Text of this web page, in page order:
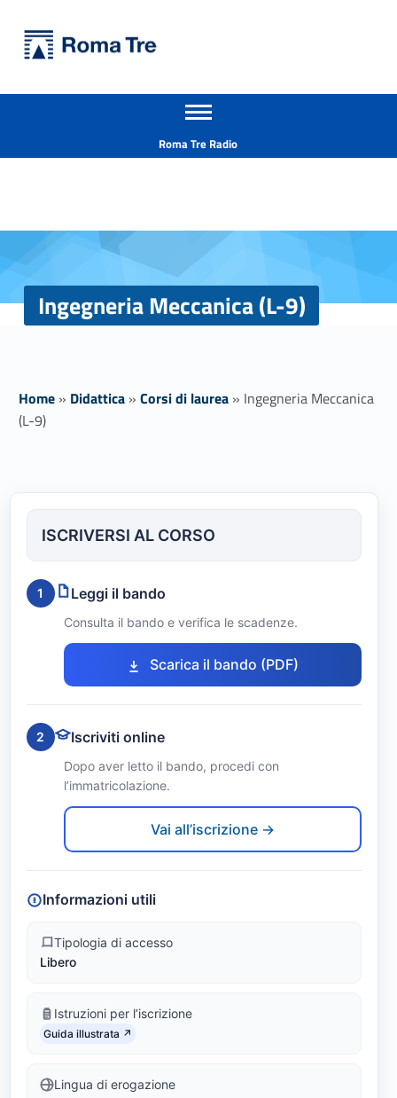
Ingegneria Meccanica (L-9) - Università Roma Tre
Apri il menu secondario
Roma Tre Radio
Ingegneria Meccanica (L-9)
Home » Didattica » Corsi di laurea » Ingegneria Meccanica
(L-9)
ISCRIVERSI AL CORSO
1 Leggi il bando
Consulta il bando e verifica le scadenze.
Scarica il bando (PDF)
2 Iscriviti online
Dopo aver letto il bando, procedi con
l’immatricolazione.
Vai all’iscrizione →
Informazioni utili
Tipologia di accesso
Libero
Istruzioni per l’iscrizione
Link identifier #identifier__192127-3
Guida illustrata ↗
Lingua di erogazione